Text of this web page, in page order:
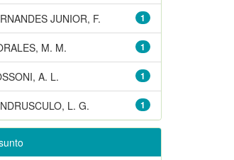
1
JUNIOR, F.
1
M. M.
1
A. L.
1
L. G.